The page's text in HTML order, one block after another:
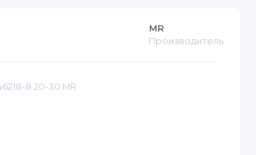
8 20-30 MR
MR
Производитель